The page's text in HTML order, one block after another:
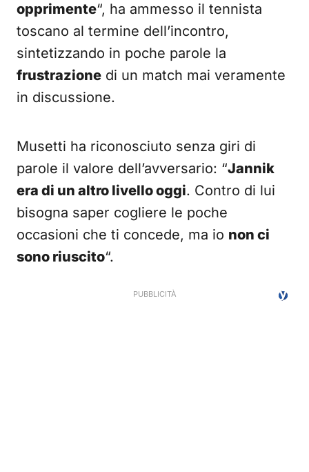
opprimente“, ha ammesso il tennista
toscano al termine dell’incontro,
sintetizzando in poche parole la
frustrazione di un match mai veramente
in discussione.
Musetti ha riconosciuto senza giri di
parole il valore dell’avversario: “Jannik
era di un altro livello oggi. Contro di lui
bisogna saper cogliere le poche
occasioni che ti concede, ma io non ci
sono riuscito“.